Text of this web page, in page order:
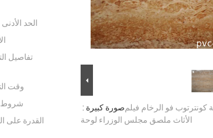
صورة كبيرة :كونترتوب فو الرخام فيلم
الأثاث ملصق مجلس الوزراء لوحة
الحد
تفاصيل
وقت
شروط
القدرة على